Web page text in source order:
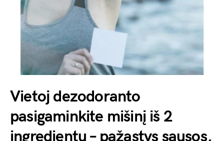
Vietoj dezodoranto
pasigaminkite mišinį iš 2
ingredientų – pažastys sausos,